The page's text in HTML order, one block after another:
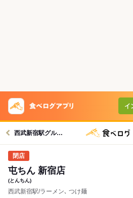
イ
西武新宿駅グルメへ
屯ちん 新宿店
(とんちん)
西武新宿駅/ラーメン､ つけ麺